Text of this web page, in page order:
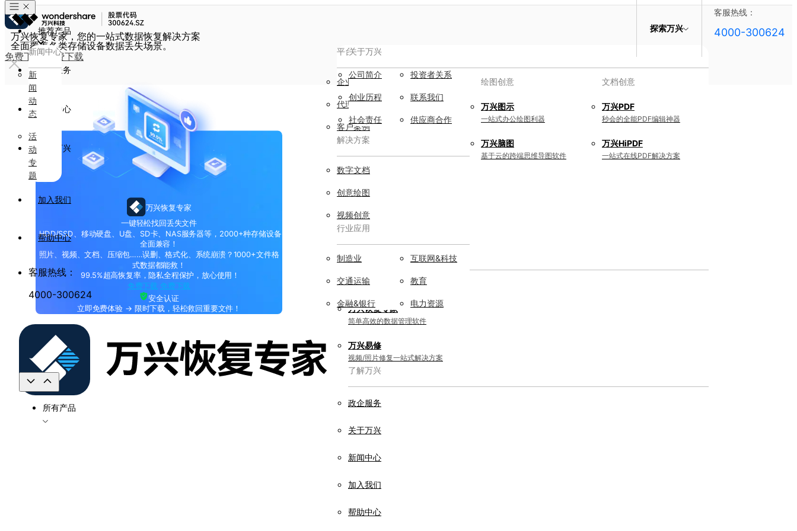
万兴恢复专家，您的一站式数据恢复解决方案
全面覆盖各类存储设备数据丢失场景。
免费下载免费下载
万兴恢复专家
一键轻松找回丢失文件
HDD/SSD、移动硬盘、U盘、SD卡、NAS服务器等，2000+种存储设备
全面兼容！
照片、视频、文档、压缩包……误删、格式化、系统崩溃？1000+文件格
式数据都能救！
99.5%超高恢复率，隐私全程保护，放心使用！
免费下载 免费下载
安全认证
立即免费体验 → 限时下载，轻松救回重要文件！
探索万兴
客服热线：
4000-300624
推荐产品
AIGC数字创意
视频创意
万兴剧厂
AI驱动的一站式精品影视内容创作平
台
万兴喵影
AI赋能，你也是剪辑大师
万兴天幕
Wondershare SelfyzAI
绘图创意
万兴图示
一站式办公绘图利器
万兴脑图
基于云的跨端思维导图软件
文档创意
万兴PDF
秒会的全能PDF编辑神器
万兴HiPDF
一站式在线PDF解决方案
实用工具
实用工具
万兴恢复专家
简单高效的数据管理软件
万兴易修
视频/照片修复一站式解决方案
了解万兴
政企服务
关于万兴
新闻中心
加入我们
帮助中心
政企服务
平台服务
企业用户
代理商
客户案例
解决方案
数字文档
创意绘图
视频创意
行业应用
制造业
交通运输
金融&银行
互联网&科技
教育
电力资源
新闻中心
新闻中心
新
闻
动
态
活
动
专
题
关于万兴
关于万兴
公司简介
创业历程
社会责任
投资者关系
联系我们
供应商合作
加入我们
帮助中心
客服热线：
4000-300624
所有产品